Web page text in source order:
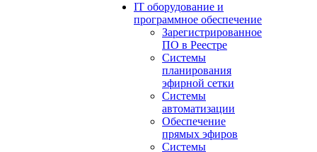
IT оборудование и
программное обеспечение
Зарегистрированное
ПО в Реестре
Системы
планирования
эфирной сетки
Системы
автоматизации
Обеспечение
прямых эфиров
Системы